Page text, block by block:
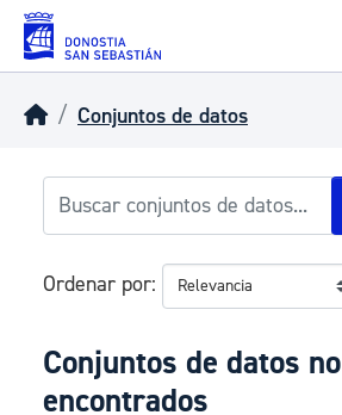
Skip to main content
Conjuntos de datos
Ordenar por
Conjuntos de datos no
encontrados